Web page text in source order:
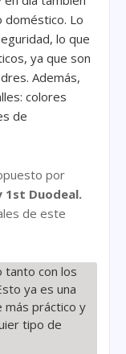
doméstico. Lo
lo que
ya que son
Además,
colores
de
por
1st Duodeal.
de este
tanto con los
ya es una
más práctico y
tipo de